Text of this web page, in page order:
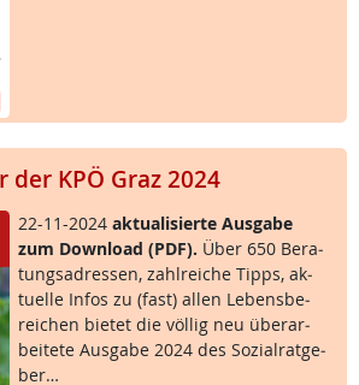
der KPÖ Graz 2024
22-11-2024 ak­tua­li­sier­te Aus­ga­be
zum Down­load (PDF). Über 650 Be­ra­
tungsadres­sen, zahl­rei­che Tipps, ak­
tu­el­le In­fos zu (fast) al­len Le­bens­be­
rei­chen bie­tet die völ­lig neu über­ar­
bei­te­te Aus­ga­be 2024 des So­zial­rat­ge­
ber…